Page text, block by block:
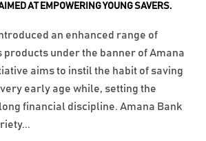
AT EMPOWERING YOUNG SAVERS.
an enhanced range of
products under the banner of Amana
aims to instil the habit of saving
early age while, setting the
financial discipline. Amana Bank